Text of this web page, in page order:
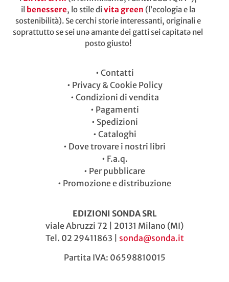
il benessere, lo stile divita green (l’ecologia e la
sostenibilità). Se cerchi storie interessanti, originali e
soprattutto se sei unə amante dei gatti sei capitatə nel
posto giusto!
• Contatti
• Privacy & Cookie Policy
• Condizioni di vendita
• Pagamenti
• Spedizioni
• Cataloghi
• Dove trovare i nostri libri
• F.a.q.
• Per pubblicare
• Promozione e distribuzione
EDIZIONI SONDA SRL
viale Abruzzi 72 | 20131 Milano (MI)
Tel. 02 29411863 | sonda@sonda.it
Partita IVA: 06598810015